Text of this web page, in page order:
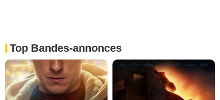
Top Bandes-annonces